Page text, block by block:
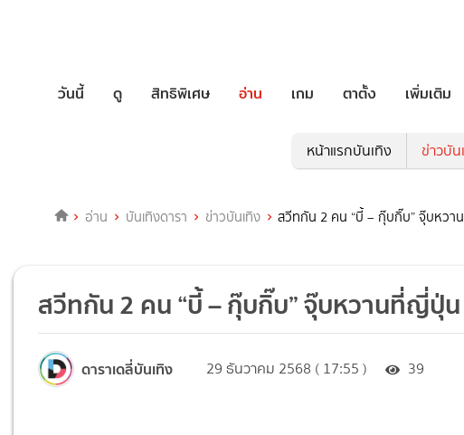
วันนี้ ดู สิทธิพิเศษ อ่าน เกม ตาตั้ง เพิ่มเติม
หน้าแรกบันเทิง ข่าวบัน
อ่าน บันเทิงดารา ข่าวบันเทิง สวีทกัน 2 คน “บี้ – กุ๊บกิ๊บ” จุ๊บหว
สวีทกัน 2 คน “บี้ – กุ๊บกิ๊บ” จุ๊บหวานที่ญี่ปุ่น
ดาราเดลี่บันเทิง 29 ธันวาคม 2568 ( 17:55 ) 39